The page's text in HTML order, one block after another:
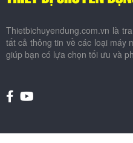
Thietbichuyendung.com.vn là
tất cả thông tin về các loại máy
giúp bạn có lựa chọn tối ưu và